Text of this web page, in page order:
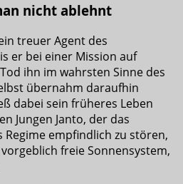
nicht ablehnt
treuer Agent des
er bei einer Mission auf
ihn im wahrsten Sinne des
übernahm daraufhin
dabei sein früheres Leben
Jungen Janto, der das
Regime empfindlich zu stören,
freie Sonnensystem,